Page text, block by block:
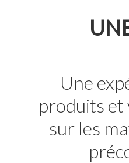
Une
produits
sur les